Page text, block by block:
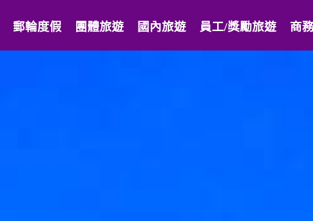
郵輪度假 團體旅遊 國內旅遊 員工/獎勵旅遊 商